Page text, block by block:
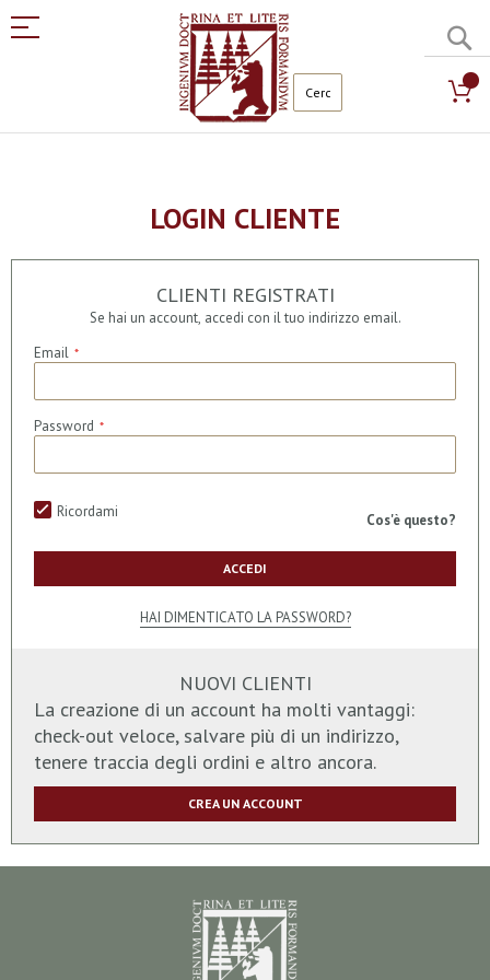
LOGIN CLIENTE
CLIENTI REGISTRATI
Se hai un account, accedi con il tuo indirizzo email.
Email
Password
Ricordami Cos'è questo?
ACCEDI
HAI DIMENTICATO LA PASSWORD?
NUOVI CLIENTI
La creazione di un account ha molti vantaggi:
check-out veloce, salvare più di un indirizzo,
tenere traccia degli ordini e altro ancora.
CREA UN ACCOUNT